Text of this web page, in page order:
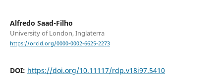
Alfredo Saad-Filho
University of London, Inglaterra
https://orcid.org/0000-0002-6625-2273
DOI: https://doi.org/10.11117/rdp.v18i97.5410